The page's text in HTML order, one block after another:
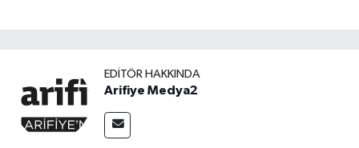
EDITÖR HAKKINDA
Arifiye Medya2